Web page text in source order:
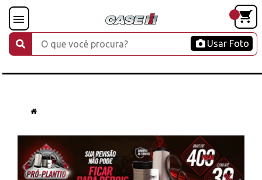
Usar Foto